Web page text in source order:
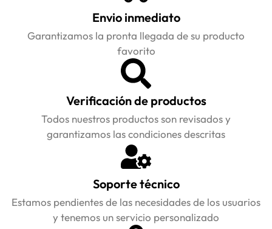
Envio inmediato
Garantizamos la pronta llegada de su producto
favorito
Verificación de productos
Todos nuestros productos son revisados y
garantizamos las condiciones descritas
Soporte técnico
Estamos pendientes de las necesidades de los usuarios
y tenemos un servicio personalizado